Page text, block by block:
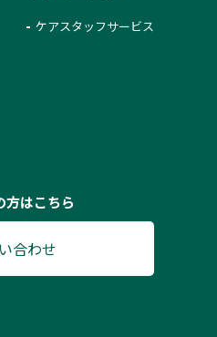
ケアスタッフサービス
方はこちら
合わせ